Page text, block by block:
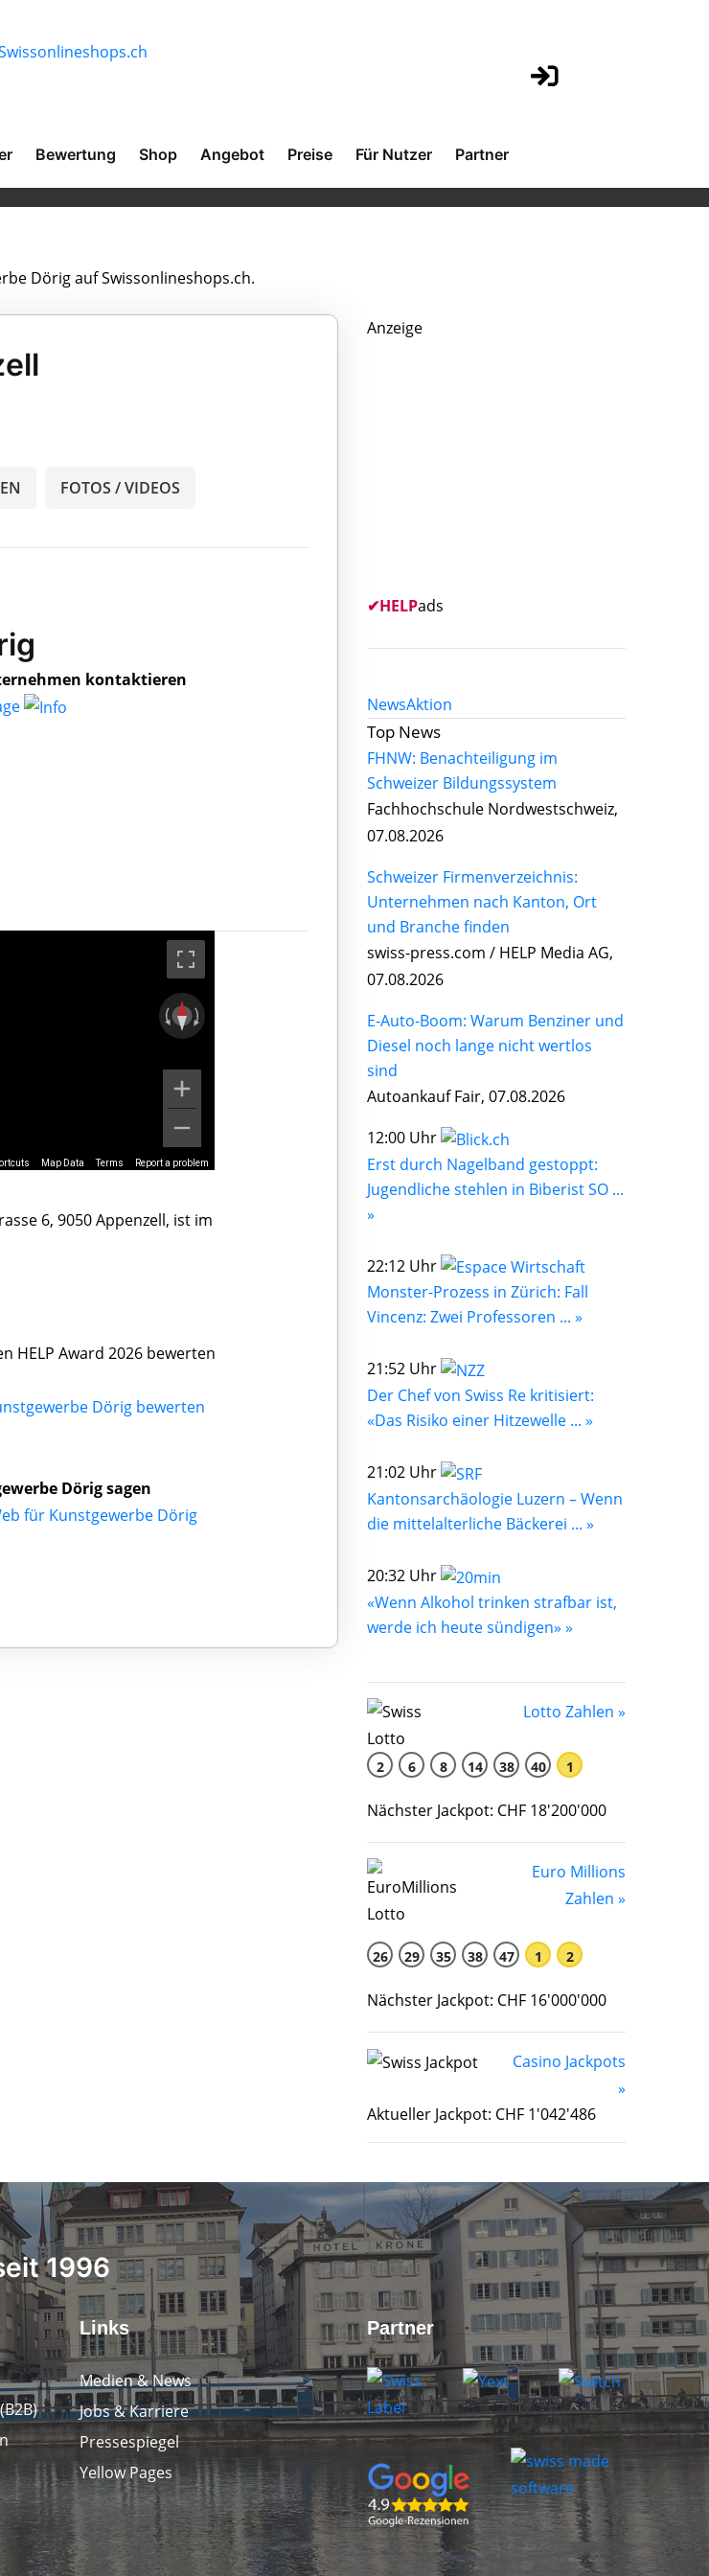
Bewertung Shop Angebot Preise Für Nutzer Partner
Dörig auf Swissonlineshops.ch.
FOTOS / VIDEOS
kontaktieren
Map Data Terms Report a problem
6, 9050 Appenzell, ist im
HELP Award 2026 bewerten
Dörig bewerten
Dörig sagen
für Kunstgewerbe Dörig
Anzeige
✔HELPads
NewsAktion
Top News
FHNW: Benachteiligung im
Schweizer Bildungssystem
Fachhochschule Nordwestschweiz,
07.08.2026
Schweizer Firmenverzeichnis:
Unternehmen nach Kanton, Ort
und Branche finden
swiss-press.com / HELP Media AG,
07.08.2026
E-Auto-Boom: Warum Benziner und
Diesel noch lange nicht wertlos
sind
Autoankauf Fair, 07.08.2026
12:00 Uhr
Erst durch Nagelband gestoppt:
Jugendliche stehlen in Biberist SO ...
»
22:12 Uhr
Monster-Prozess in Zürich: Fall
Vincenz: Zwei Professoren ... »
21:52 Uhr
Der Chef von Swiss Re kritisiert:
«Das Risiko einer Hitzewelle ... »
21:02 Uhr
Kantonsarchäologie Luzern – Wenn
die mittelalterliche Bäckerei ... »
20:32 Uhr
«Wenn Alkohol trinken strafbar ist,
werde ich heute sündigen» »
Lotto Zahlen »
2 6 8 14 38 40 1
Nächster Jackpot: CHF 18'200'000
Euro Millions
Zahlen »
26 29 35 38 47 1 2
Nächster Jackpot: CHF 16'000'000
Casino Jackpots
»
Aktueller Jackpot: CHF 1'042'486
1996
Links
Medien & News
Jobs & Karriere
Pressespiegel
Yellow Pages
Partner